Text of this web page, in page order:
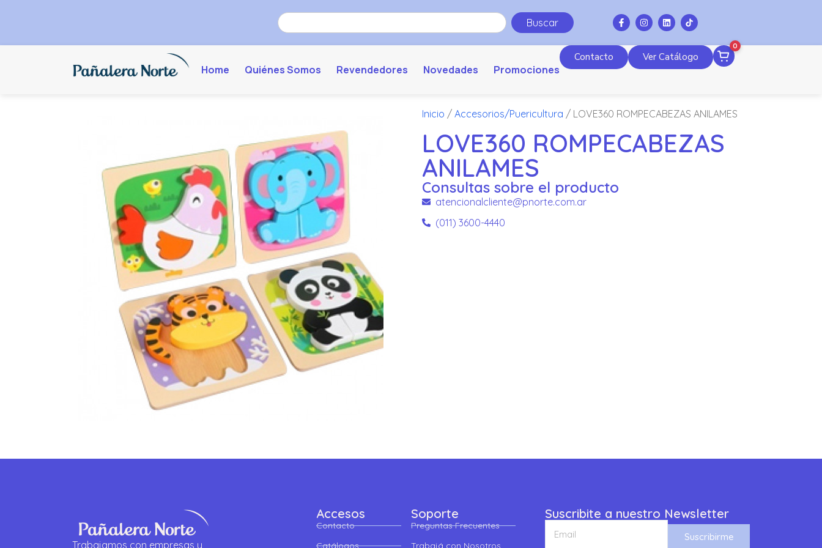
Buscar
Home Quiénes Somos Revendedores Novedades Promociones
Contacto Ver Catálogo
0
Inicio / Accesorios/Puericultura / LOVE360 ROMPECABEZAS ANILAMES
LOVE360 ROMPECABEZAS
ANILAMES
Consultas sobre el producto
atencionalcliente@pnorte.com.ar
(011) 3600-4440
Trabajamos con empresas y
Accesos
Contacto
Catálogos
Soporte
Preguntas Frecuentes
Trabajá con Nosotros
Suscribite a nuestro Newsletter
Suscribirme